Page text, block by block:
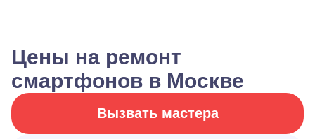
Цены на ремонт
смартфонов в Москве
Вызвать мастера